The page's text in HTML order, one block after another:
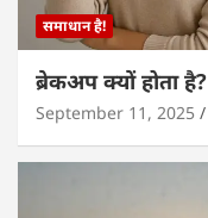
समाधान है!
ब्रेकअप क्यों होता है?
September 11, 2025